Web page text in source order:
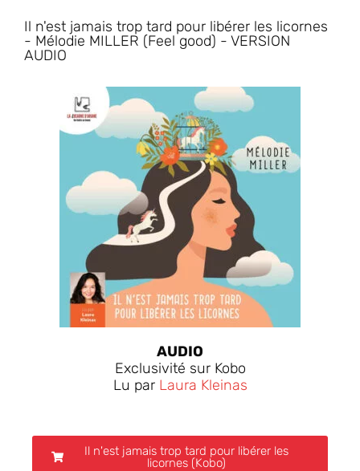
Il n'est jamais trop tard pour libérer les licornes
- Mélodie MILLER (Feel good) - VERSION
AUDIO
AUDIO
Exclusivité sur Kobo
Lu par Laura Kleinas
Il n'est jamais trop tard pour libérer les
licornes (Kobo)